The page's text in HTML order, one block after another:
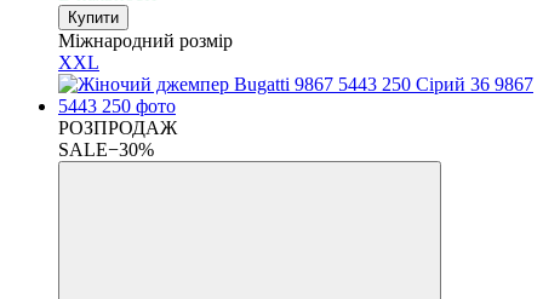
Купити
Міжнародний розмір
XXL
РОЗПРОДАЖ
SALE−30%